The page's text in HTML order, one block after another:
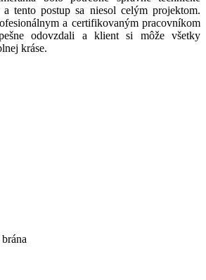
tento postup sa niesol celým projektom.
a certifikovaným pracovníkom
odovzdali a klient si môže všetky
kráse.